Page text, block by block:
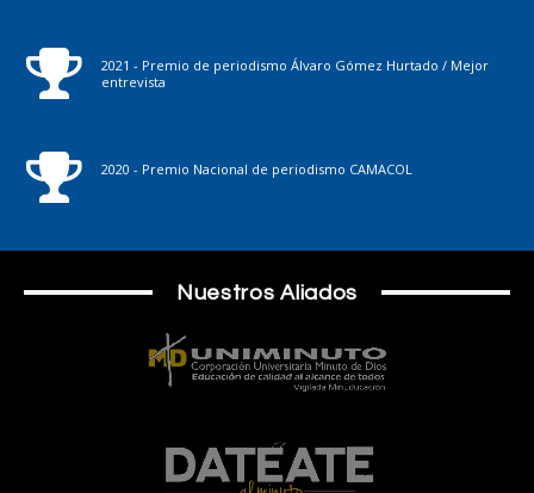
2021 - Premio de periodismo Álvaro Gómez Hurtado / Mejor
entrevista
2020 - Premio Nacional de periodismo CAMACOL
Nuestros Aliados